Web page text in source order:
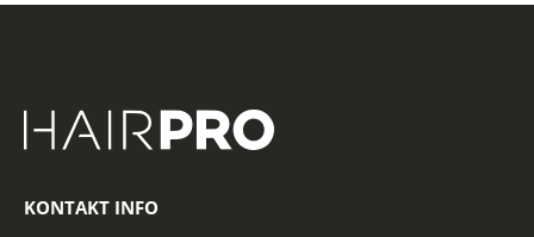
KONTAKT INFO